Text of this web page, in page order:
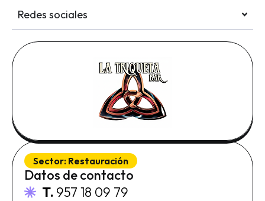
Sector: Restauración
Datos de contacto
T. 957 18 09 79
Redes sociales